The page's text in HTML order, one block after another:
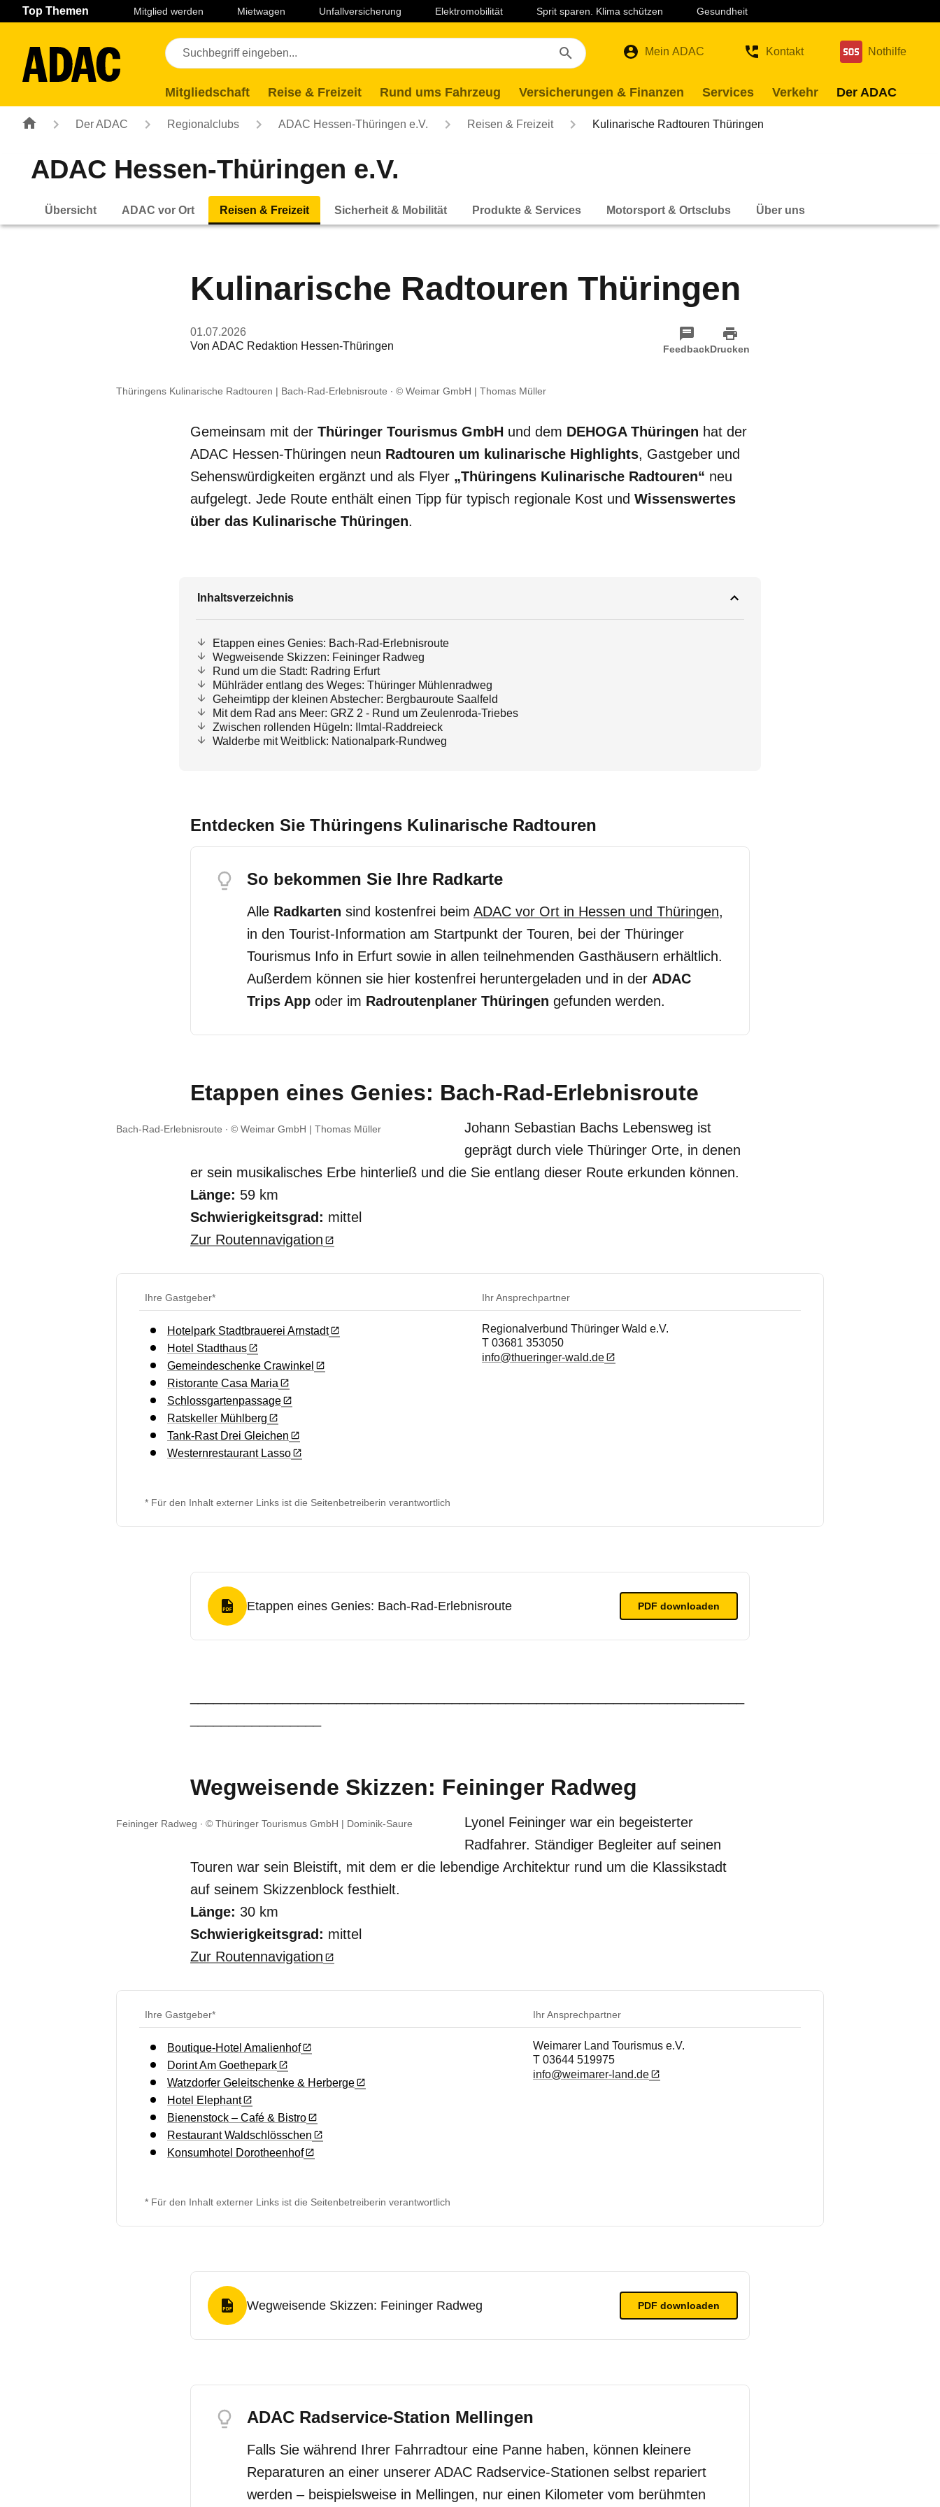
Navigation Seiteninhalt Fußzeile
Top Themen Mitglied werden Mietwagen Unfallversicherung Elektromobilität Sprit sparen. Klima schützen Gesundheit
Mein ADAC Kontakt Nothilfe
Mitgliedschaft Reise & Freizeit Rund ums Fahrzeug Versicherungen & Finanzen Services Verkehr Der ADAC
Der ADAC Regionalclubs ADAC Hessen-Thüringen e.V. Reisen & Freizeit Kulinarische Radtouren Thüringen
ADAC Hessen-Thüringen e.V.
Übersicht ADAC vor Ort Reisen & Freizeit Sicherheit & Mobilität Produkte & Services Motorsport & Ortsclubs Über uns
Kulinarische Radtouren Thüringen
01.07.2026
Von ADAC Redaktion Hessen-Thüringen FeedbackDrucken
Thüringens Kulinarische Radtouren | Bach-Rad-Erlebnisroute © Weimar GmbH | Thomas Müller
Gemeinsam mit der Thüringer Tourismus GmbH und dem DEHOGA Thüringen hat der
ADAC Hessen-Thüringen neun Radtouren um kulinarische Highlights, Gastgeber und
Sehenswürdigkeiten ergänzt und als Flyer „Thüringens Kulinarische Radtouren“ neu
aufgelegt. Jede Route enthält einen Tipp für typisch regionale Kost und Wissenswertes
über das Kulinarische Thüringen.
Inhaltsverzeichnis
Etappen eines Genies: Bach-Rad-Erlebnisroute
Wegweisende Skizzen: Feininger Radweg
Rund um die Stadt: Radring Erfurt
Mühlräder entlang des Weges: Thüringer Mühlenradweg
Geheimtipp der kleinen Abstecher: Bergbauroute Saalfeld
Mit dem Rad ans Meer: GRZ 2 - Rund um Zeulenroda-Triebes
Zwischen rollenden Hügeln: Ilmtal-Raddreieck
Walderbe mit Weitblick: Nationalpark-Rundweg
Entdecken Sie Thüringens Kulinarische Radtouren
So bekommen Sie Ihre Radkarte
Alle Radkarten sind kostenfrei beim ADAC vor Ort in Hessen und Thüringen,
in den Tourist-Information am Startpunkt der Touren, bei der Thüringer
Tourismus Info in Erfurt sowie in allen teilnehmenden Gasthäusern erhältlich.
Außerdem können sie hier kostenfrei heruntergeladen und in der ADAC
Trips App oder im Radroutenplaner Thüringen gefunden werden.
Etappen eines Genies: Bach-Rad-Erlebnisroute
Bach-Rad-Erlebnisroute © Weimar GmbH | Thomas Müller
Johann Sebastian Bachs Lebensweg ist
geprägt durch viele Thüringer Orte, in denen
er sein musikalisches Erbe hinterließ und die Sie entlang dieser Route erkunden können.
Länge: 59 km
Schwierigkeitsgrad: mittel
Zur Routennavigation
Ihre Gastgeber* Ihr Ansprechpartner
Hotelpark Stadtbrauerei Arnstadt
Hotel Stadthaus
Gemeindeschenke Crawinkel
Ristorante Casa Maria
Schlossgartenpassage
Ratskeller Mühlberg
Tank-Rast Drei Gleichen
Westernrestaurant Lasso
Regionalverbund Thüringer Wald e.V.
T 03681 353050
info@thueringer-wald.de
* Für den Inhalt externer Links ist die Seitenbetreiberin verantwortlich
PDF Format
Etappen eines Genies: Bach-Rad-Erlebnisroute PDF downloaden
Wegweisende Skizzen: Feininger Radweg
Feininger Radweg © Thüringer Tourismus GmbH | Dominik-Saure
Lyonel Feininger war ein begeisterter
Radfahrer. Ständiger Begleiter auf seinen
Touren war sein Bleistift, mit dem er die lebendige Architektur rund um die Klassikstadt
auf seinem Skizzenblock festhielt.
Länge: 30 km
Schwierigkeitsgrad: mittel
Zur Routennavigation
Ihre Gastgeber* Ihr Ansprechpartner
Boutique-Hotel Amalienhof
Dorint Am Goethepark
Watzdorfer Geleitschenke & Herberge
Hotel Elephant
Bienenstock – Café & Bistro
Restaurant Waldschlösschen
Konsumhotel Dorotheenhof
Weimarer Land Tourismus e.V.
T 03644 519975
info@weimarer-land.de
* Für den Inhalt externer Links ist die Seitenbetreiberin verantwortlich
PDF Format
Wegweisende Skizzen: Feininger Radweg PDF downloaden
ADAC Radservice-Station Mellingen
Falls Sie während Ihrer Fahrradtour eine Panne haben, können kleinere
Reparaturen an einer unserer ADAC Radservice-Stationen selbst repariert
werden – beispielsweise in Mellingen, nur einen Kilometer vom berühmten